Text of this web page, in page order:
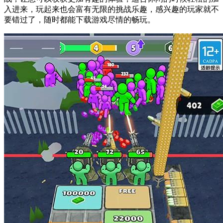
入进来，玩起来也会富有无限的挑战乐趣，感兴趣的玩家就不
要错过了，随时都能下载游戏尽情的畅玩。